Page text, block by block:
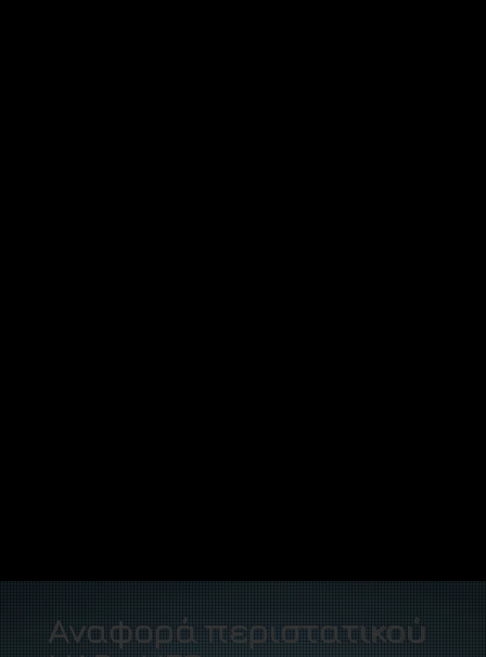
Αναφορά περιστατικού